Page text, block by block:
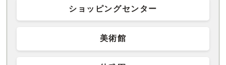
ショッピングセンター
美術館